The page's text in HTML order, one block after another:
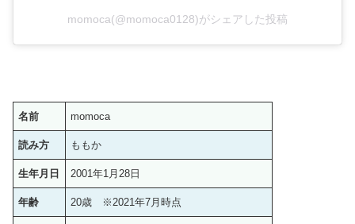
momoca(@momoca0128)がシェアした投稿
名前 momoca
読み方 ももか
生年月日 2001年1月28日
年齢 20歳 ※2021年7月時点